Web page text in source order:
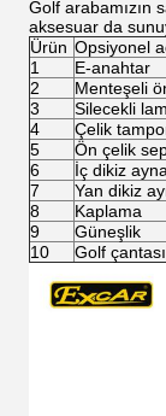
Golf arabamızın
aksesuar da
Ürün Opsiyonel
1
E-anahtar
2
Menteşeli
3
Silecekli
4
Çelik
5
Ön çelik
6
İç dikiz
7
Yan dikiz
8
Kaplama
9
Güneşlik
10
Golf çantası